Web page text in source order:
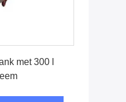
met 300 l